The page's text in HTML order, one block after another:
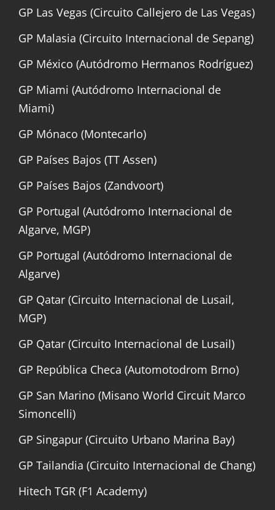
GP Las Vegas (Circuito Callejero de Las Vegas)
GP Malasia (Circuito Internacional de Sepang)
GP México (Autódromo Hermanos Rodríguez)
GP Miami (Autódromo Internacional de
Miami)
GP Mónaco (Montecarlo)
GP Países Bajos (TT Assen)
GP Países Bajos (Zandvoort)
GP Portugal (Autódromo Internacional de
Algarve, MGP)
GP Portugal (Autódromo Internacional de
Algarve)
GP Qatar (Circuito Internacional de Lusail,
MGP)
GP Qatar (Circuito Internacional de Lusail)
GP República Checa (Automotodrom Brno)
GP San Marino (Misano World Circuit Marco
Simoncelli)
GP Singapur (Circuito Urbano Marina Bay)
GP Tailandia (Circuito Internacional de Chang)
Hitech TGR (F1 Academy)